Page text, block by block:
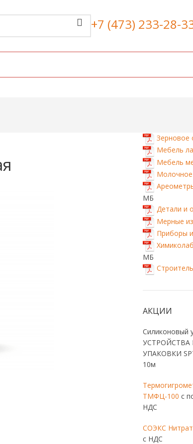
+7 (473) 233-28-
Зерновое
Мебель
Мебель
Молочное
МБ
Детали и
Мерные
Приборы
МБ
АКЦИИ
Силиконовый
УСТРОЙСТВА
УПАКОВКИ
10м
ТМФЦ-100 с
НДС
СОЭКС
с НДС